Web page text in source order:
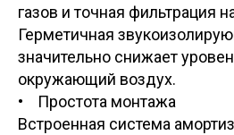
газов и точная фильтрация
Герметичная
значительно снижает
окружающий воздух.
• Простота монтажа
Встроенная система